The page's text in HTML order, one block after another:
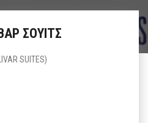
ΣΟΥΙΤΣ
SUITES)